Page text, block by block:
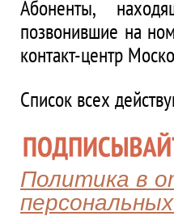
Абоненты,
позвонившие на
контакт-центр
Список всех
Политика в